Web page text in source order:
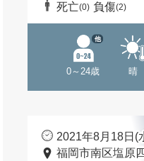
死亡(0) 負傷(2)
0～24歳
他
晴
2021年8月18日(
福岡市南区塩原